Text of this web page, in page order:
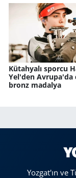
Kütahyalı sporcu
Yel'den Avrupa'da
bronz madalya
Yozgat'ın ve